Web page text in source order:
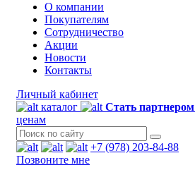
О компании
Покупателям
Сотрудничество
Акции
Новости
Контакты
Личный кабинет
каталог
Стать партнером
ценам
+7 (978) 203-84-88
Позвоните мне